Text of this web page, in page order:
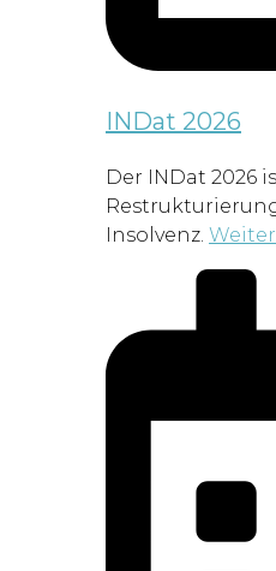
INDat 2026
Der INDat 2026
Insolvenz.